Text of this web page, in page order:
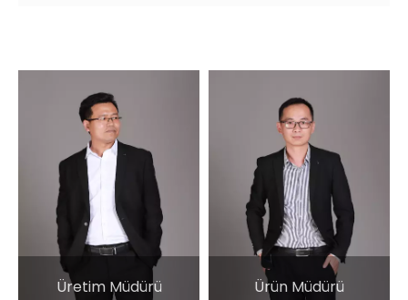
Üretim Müdürü
Ürün Müdürü